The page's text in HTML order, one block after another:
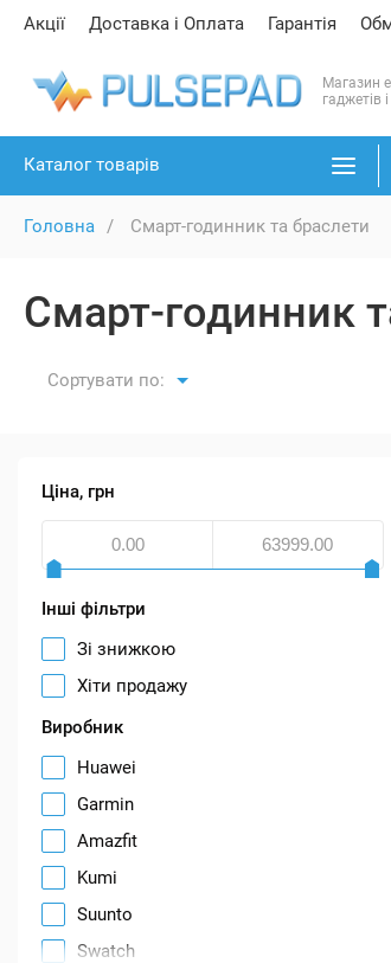
Магазин
гаджетів
Акції Доставка і Оплата Гарантія
Каталог товарів
Головна Смарт-годинник та браслети
Смарт-годинник
Сортувати по:
Ціна, грн
Інші фільтри
Зі знижкою
Хіти продажу
Виробник
Huawei
Garmin
Amazfit
Kumi
Suunto
Swatch